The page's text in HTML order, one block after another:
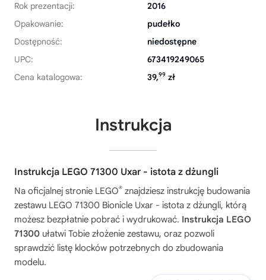
Rok prezentacji:
2016
Opakowanie:
pudełko
Dostępność:
niedostępne
UPC:
673419249065
Cena katalogowa:
39,99 zł
Instrukcja
Instrukcja LEGO 71300 Uxar - istota z dżungli
Na oficjalnej stronie LEGO® znajdziesz instrukcję budowania
zestawu LEGO 71300 Bionicle Uxar - istota z dżungli, którą
możesz bezpłatnie pobrać i wydrukować. Instrukcja LEGO
71300 ułatwi Tobie złożenie zestawu, oraz pozwoli
sprawdzić listę klocków potrzebnych do zbudowania
modelu.